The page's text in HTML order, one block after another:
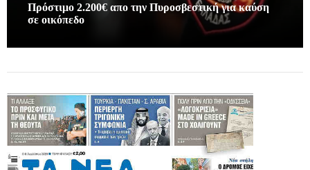
Πρόστιμο 2.200€ απο την Πυροσβεστική για καύση
σε οικόπεδο